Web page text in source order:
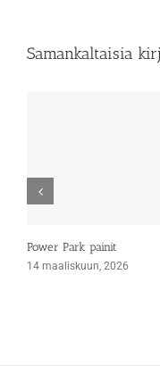
Samankaltaisia
Power Park painit
14 maaliskuun, 2026